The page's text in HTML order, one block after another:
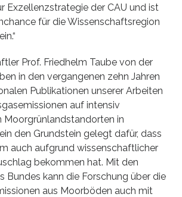
Exzellenzstrategie der CAU und ist
für die Wissenschaftsregion
Prof. Friedhelm Taube von der
in den vergangenen zehn Jahren
Publikationen unserer Arbeiten
auf intensiv
in
den Grundstein gelegt dafür, dass
auch aufgrund wissenschaftlicher
bekommen hat. Mit den
Bundes kann die Forschung über die
aus Moorböden auch mit